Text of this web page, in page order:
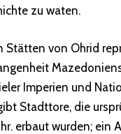
zu waten.
Stätten von Ohrid
Imperien und
Stadttore, die
erbaut wurden; ein